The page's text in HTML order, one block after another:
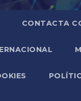
CONTACTA